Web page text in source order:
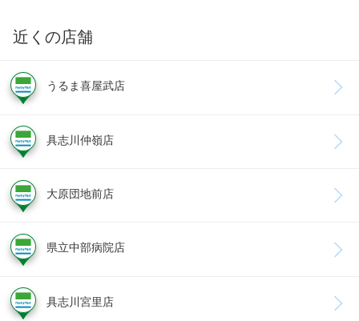
近くの店舗
うるま喜屋武店
具志川仲嶺店
大原団地前店
県立中部病院店
具志川宮里店